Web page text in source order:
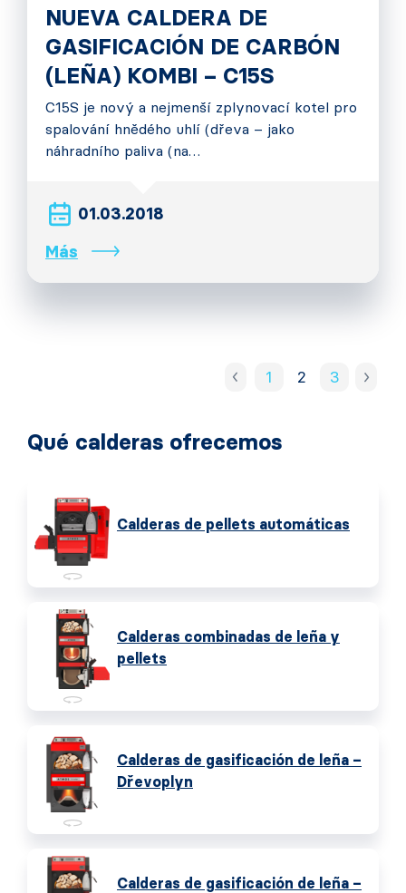
NUEVA CALDERA DE
GASIFICACIÓN DE CARBÓN
(LEÑA) KOMBI – C15S
C15S je nový a nejmenší zplynovací kotel pro
spalování hnědého uhlí (dřeva – jako
náhradního paliva (na…
01.03.2018
Más
1 2 3
Qué calderas ofrecemos
Calderas de pellets automáticas
Calderas combinadas de leña y
pellets
Calderas de gasificación de leña –
Dřevoplyn
Calderas de gasificación de leña –